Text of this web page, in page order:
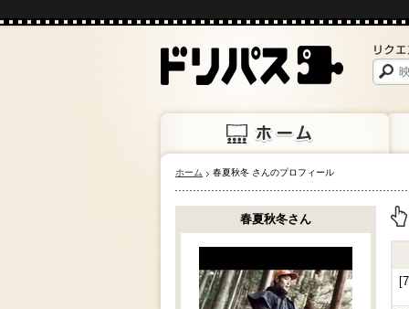
ホーム 上映
ホーム 春夏秋冬 さんのプロフィール
上
春夏秋冬さん